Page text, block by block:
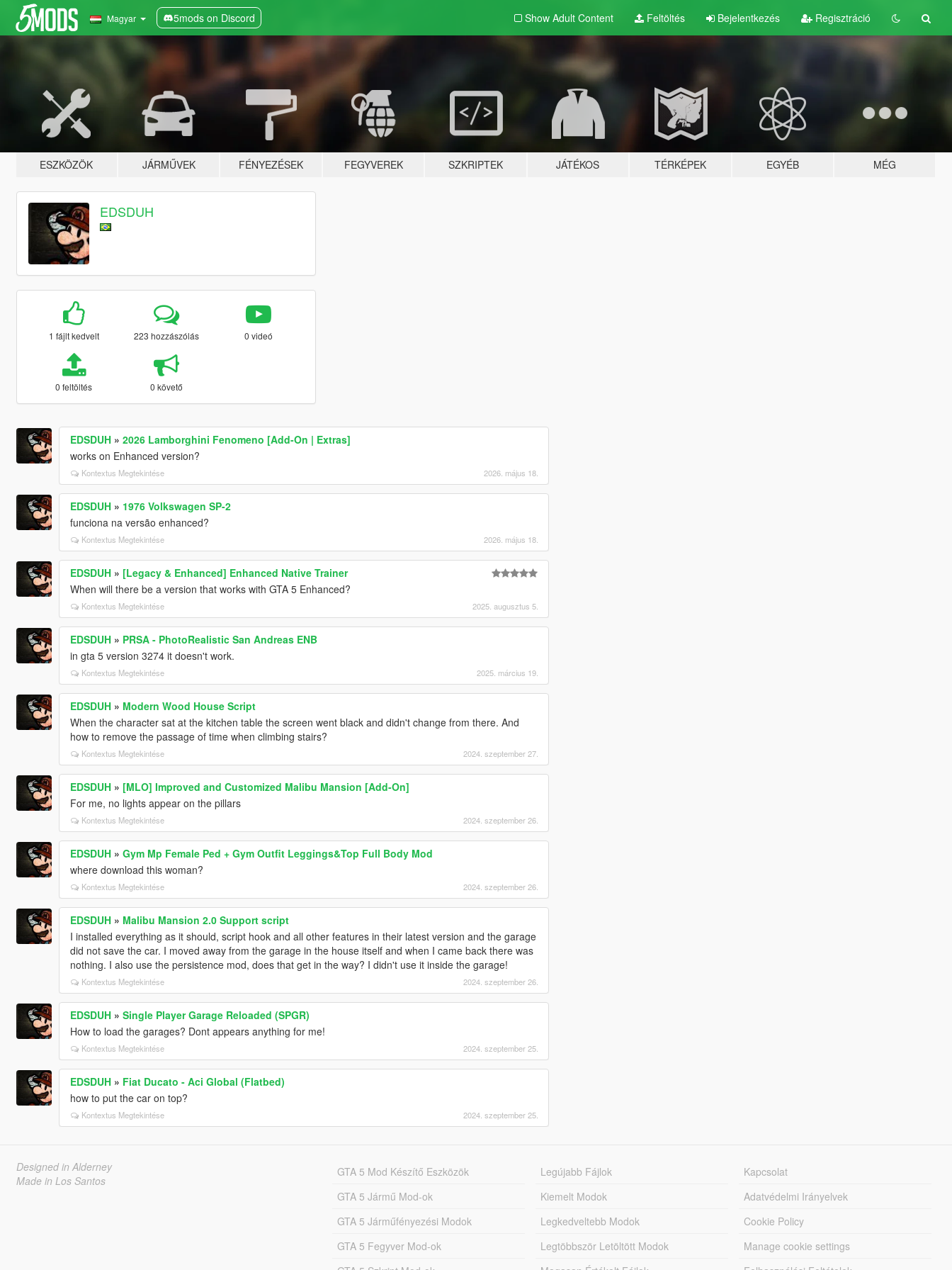
Magyar 5mods on Discord Show Adult Content Feltöltés Bejelentkezés Regisztráció
ESZKÖZÖK JÁRMŰVEK FÉNYEZÉSEK FEGYVEREK SZKRIPTEK JÁTÉKOS TÉRKÉPEK EGYÉB MÉG
EDSDUH
1 fájlt kedvelt 223 hozzászólás 0 videó
0 feltöltés 0 követő
EDSDUH» 2026 Lamborghini Fenomeno [Add-On | Extras]
works on Enhanced version?
Kontextus Megtekintése 2026. május 18.
EDSDUH» 1976 Volkswagen SP-2
funciona na versão enhanced?
Kontextus Megtekintése 2026. május 18.
EDSDUH» [Legacy & Enhanced] Enhanced Native Trainer
When will there be a version that works with GTA 5 Enhanced?
Kontextus Megtekintése 2025. augusztus 5.
EDSDUH» PRSA - PhotoRealistic San Andreas ENB
in gta 5 version 3274 it doesn't work.
Kontextus Megtekintése 2025. március 19.
EDSDUH» Modern Wood House Script
When the character sat at the kitchen table the screen went black and didn't change from there. And
how to remove the passage of time when climbing stairs?
Kontextus Megtekintése 2024. szeptember 27.
EDSDUH» [MLO] Improved and Customized Malibu Mansion [Add-On]
For me, no lights appear on the pillars
Kontextus Megtekintése 2024. szeptember 26.
EDSDUH» Gym Mp Female Ped + Gym Outfit Leggings&Top Full Body Mod
where download this woman?
Kontextus Megtekintése 2024. szeptember 26.
EDSDUH» Malibu Mansion 2.0 Support script
I installed everything as it should, script hook and all other features in their latest version and the garage
did not save the car. I moved away from the garage in the house itself and when I came back there was
nothing. I also use the persistence mod, does that get in the way? I didn't use it inside the garage!
Kontextus Megtekintése 2024. szeptember 26.
EDSDUH» Single Player Garage Reloaded (SPGR)
How to load the garages? Dont appears anything for me!
Kontextus Megtekintése 2024. szeptember 25.
EDSDUH» Fiat Ducato - Aci Global (Flatbed)
how to put the car on top?
Kontextus Megtekintése 2024. szeptember 25.
Designed in Alderney
Made in Los Santos
GTA 5 Mod Készítő Eszközök
GTA 5 Jármű Mod-ok
GTA 5 Járműfényezési Modok
GTA 5 Fegyver Mod-ok
Legújabb Fájlok
Kiemelt Modok
Legkedveltebb Modok
Legtöbbször Letöltött Modok
Kapcsolat
Adatvédelmi Irányelvek
Cookie Policy
Manage cookie settings